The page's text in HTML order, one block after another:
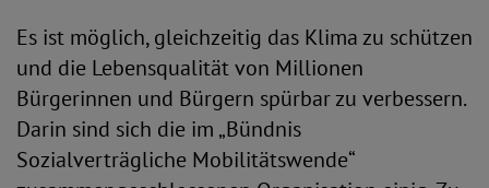
Es ist möglich, gleichzeitig das Klima zu schützen
und die Lebensqualität von Millionen
Bürgerinnen und Bürgern spürbar zu verbessern.
Darin sind sich die im „Bündnis
Sozialverträgliche Mobilitätswende“